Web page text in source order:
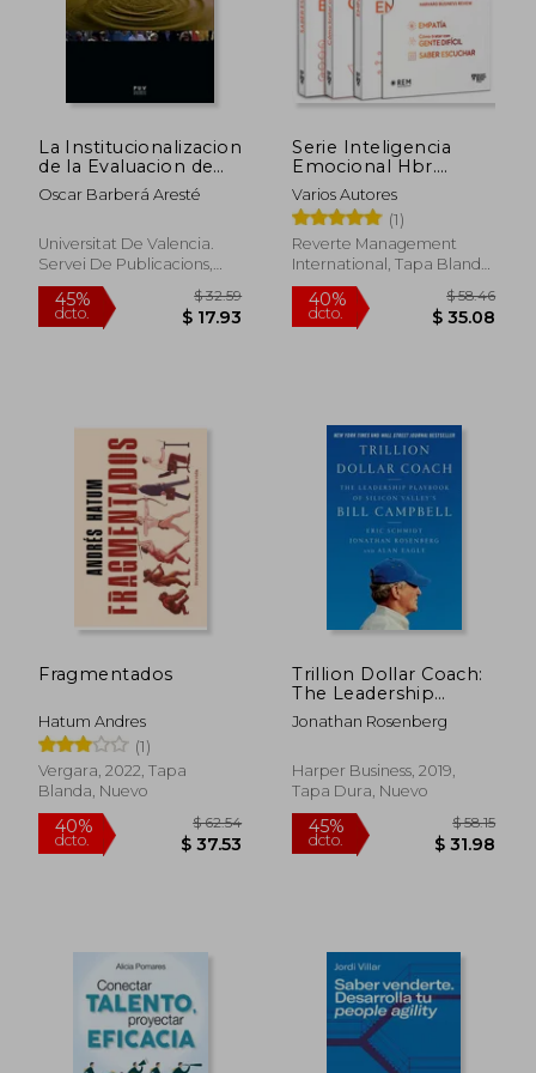
45% $ 62.02
La Institucionalizacion
de la Evaluacion de
Politicas Publicas: La
Comunitat Valenciana
Comparada
Oscar Barberá Aresté
Universitat De Valencia.
Servei De Publicacions,
2020, Nuevo
45%
Serie Inteligencia
Emocional Hbr.
Estuche
Comunicación 3 Vols.:
Cómo Tratar Con
Gente Difícil,
Empatía, Saber
Dealing with Difficu
Varios Autores
(1)
Reverte Management
International, Tapa Blanda,
Nuevo
40%
dcto.
Fragmentados
Hatum Andres
(1)
Vergara, 2022, Tapa
Blanda, Nuevo
Trillion Dollar Coach:
The Leadership
Playbook of Silicon
Valley's Bill Campbell
Jonathan Rosenberg
Harper Business, 2019,
Tapa Dura, Nuevo